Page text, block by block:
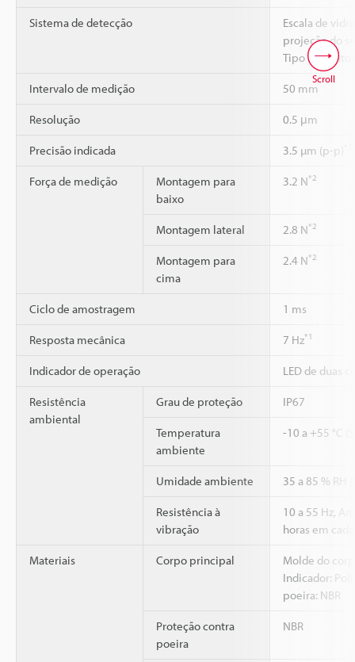
Sistema de detecção
Escala de
projeção do
Tipo absoluto
Intervalo de medição 50 mm
Resolução 0.5 μm
Precisão indicada 3.5 µm (p-p)
Força de medição
Montagem para
baixo
3.2 N*2
Montagem lateral 2.8 N*2
Montagem para
cima
2.4 N*2
Ciclo de amostragem 1 ms
Resposta mecânica 7 Hz*1
Indicador de operação LED de duas
Resistência
ambiental
Grau de proteção IP67
Temperatura
ambiente
-10 a +55 °C
Umidade ambiente 35 a 85 % RH
Resistência à
vibração
10 a 55 Hz,
horas em
Materiais Corpo principal
Molde do
Indicador:
poeira: NBR
Proteção contra
poeira
NBR
Scroll